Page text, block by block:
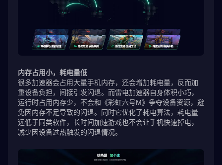
内存占用小，耗电量低
很多加速器会占用大量手机内存，还会增加耗电量，反而加
重设备负担，间接引发闪退。而雷电加速器自身体积小巧，
运行时占用内存少，不会和《彩虹六号M》争夺设备资源，避
免因内存不足导致的闪退。同时它优化了耗电算法，耗电量
远低于同类软件，长时间加速游戏也不会让手机快速掉电，
减少因设备过热触发的闪退情况。